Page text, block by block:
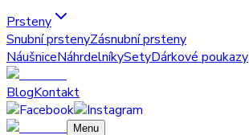
Prsteny
Snubní prstenyZásnubní prsteny
NáušniceNáhrdelníkySetyDárkové poukazy
BlogKontakt
Menu